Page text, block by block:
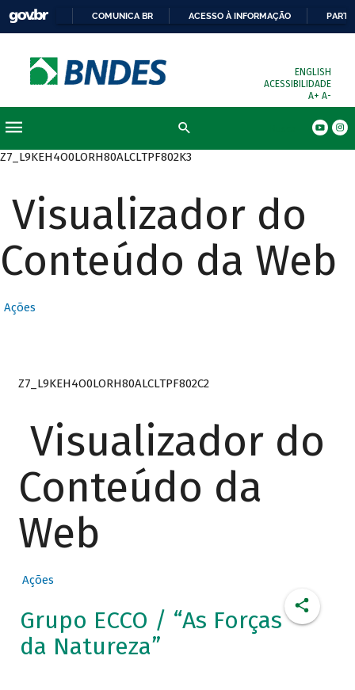
COMUNICA BR ACESSO À INFORMAÇÃO
ENGLISH
ACESSIBILIDADE
A+ A-
Z7_L9KEH4O0LORH80ALCLTPF802K3
Visualizador do
Conteúdo da Web
Ações
Z7_L9KEH4O0LORH80ALCLTPF802C2
Visualizador do
Conteúdo da
Web
Ações
Grupo ECCO / “As Forças
da Natureza”